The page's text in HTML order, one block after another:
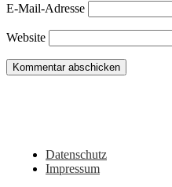
E-Mail-Adresse
Website
Datenschutz
Impressum